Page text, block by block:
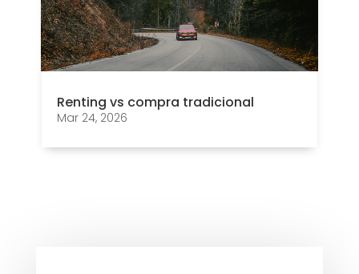
Renting vs compra tradicional
Mar 24, 2026